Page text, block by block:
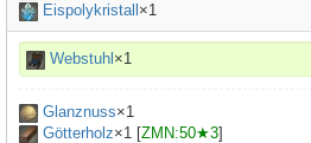
Eispolykristall ×1
Webstuhl ×1
Glanznuss×1
Götterholz×1 [ZMN:50★3]